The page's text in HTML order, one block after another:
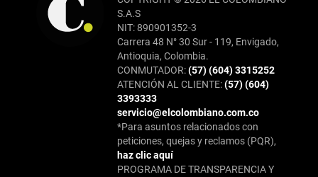
S.A.S
NIT: 890901352-3
Carrera 48 N° 30 Sur - 119, Envigado,
Antioquia, Colombia.
CONMUTADOR:(57) (604) 3315252
ATENCIÓN AL CLIENTE:(57) (604)
3393333
servicio@elcolombiano.com.co
*Para asuntos relacionados con
peticiones, quejas y reclamos (PQR),
haz clic aquí
PROGRAMA DE TRANSPARENCIA Y